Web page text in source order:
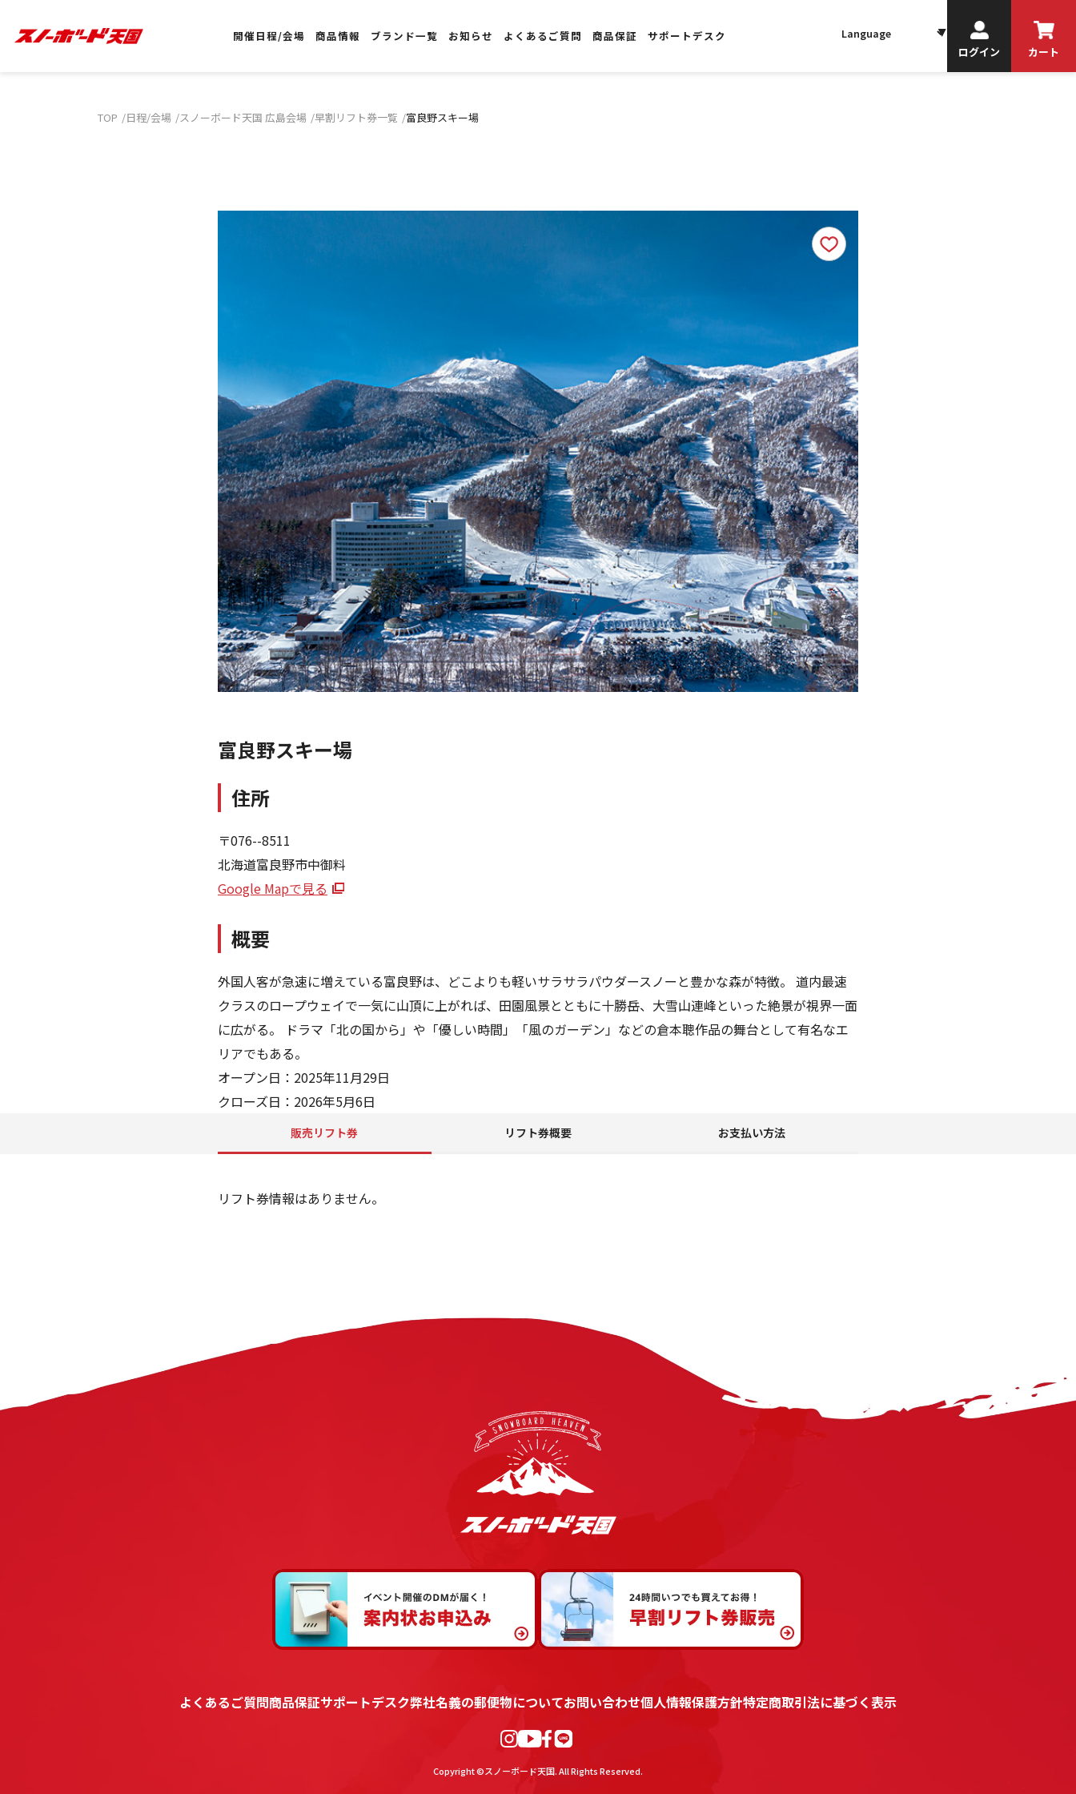
開催日程/会場 商品情報 ブランド一覧 お知らせ よくあるご質問 商品保証
サポートデスク
ログイン
カート
TOP 日程/会場 スノーボード天国 広島会場 早割リフト券一覧 富良野スキー場
富良野スキー場
住所
〒076--8511
北海道富良野市中御料
Google Mapで見る
概要
外国人客が急速に増えている富良野は、どこよりも軽いサラサラパウダースノーと豊かな森が特徴。 道内最速
クラスのロープウェイで一気に山頂に上がれば、田園風景とともに十勝岳、大雪山連峰といった絶景が視界一面
に広がる。 ドラマ「北の国から」や「優しい時間」「風のガーデン」などの倉本聰作品の舞台として有名なエ
リアでもある。
オープン日：2025年11月29日
クローズ日：2026年5月6日
販売リフト券 リフト券概要 お支払い方法
リフト券情報はありません。
よくあるご質問商品保証サポートデスク弊社名義の郵便物についてお問い合わせ個人情報保護方針特定商取引法に基づく表示
Copyright ©スノーボード天国. All Rights Reserved.